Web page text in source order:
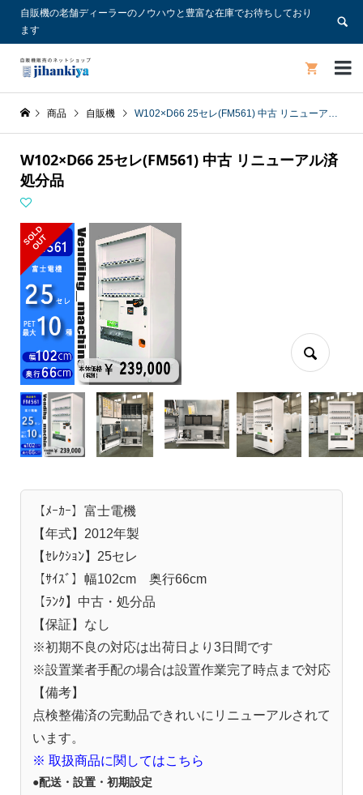
自販機の老舗ディーラーのノウハウと豊富な在庫でお待ちしており
ます


商品 自販機 W102×D66 25セレ(FM561) 中古 リニューアル済 処分品
W102×D66 25セレ(FM561) 中古 リニューアル済
処分品
S
O
L
D
O
U
T
【ﾒｰｶｰ】富士電機
【年式】2012年製
【ｾﾚｸｼｮﾝ】25セレ
【ｻｲｽﾞ】幅102cm 奥行66cm
【ﾗﾝｸ】中古・処分品
【保証】なし
※初期不良の対応は出荷日より3日間です
※設置業者手配の場合は設置作業完了時点まで対応
【備考】
点検整備済の完動品できれいにリニューアルされて
います。
※ 取扱商品に関してはこちら
●配送・設置・初期設定